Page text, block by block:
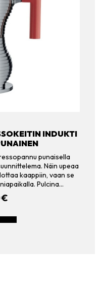
INDUKTI
punaisella
Näin upeaa
kaappiin, vaan se
Pulcina…
€